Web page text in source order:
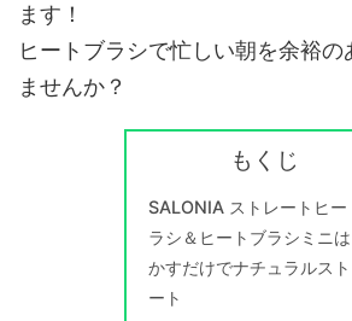
ます！
ヒートブラシで忙しい朝を余裕
ませんか？
もくじ
SALONIA ストレートヒー
ラシ＆ヒートブラシミニは
かすだけでナチュラルスト
ート